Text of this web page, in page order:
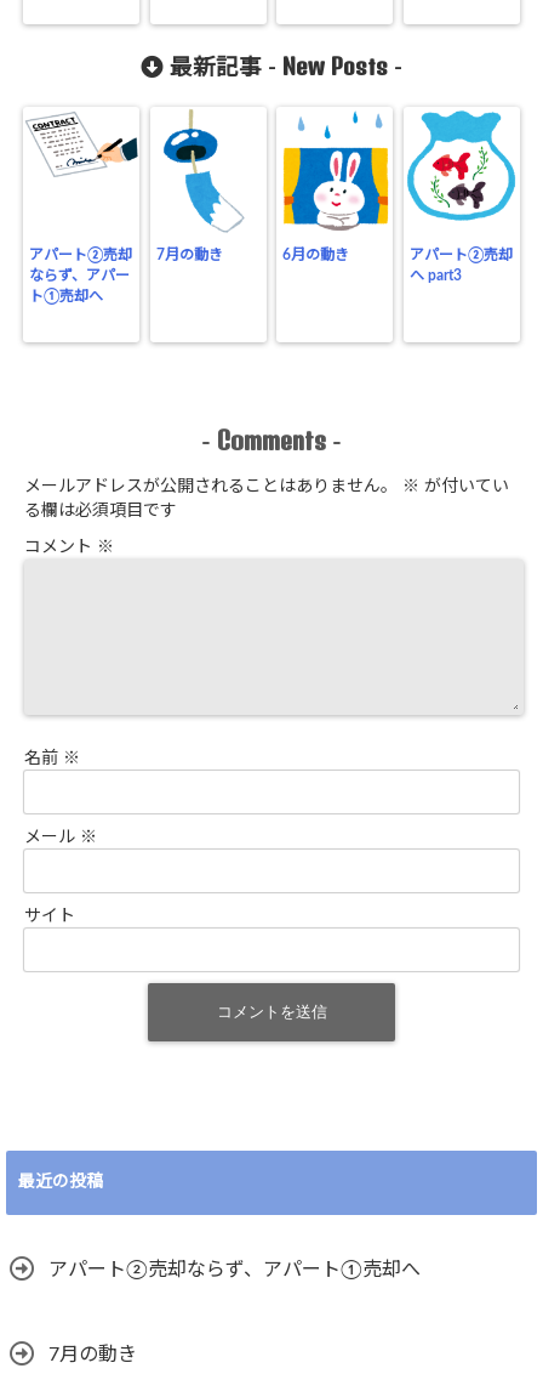
最新記事 - New Posts -
アパート②売却
ならず、アパー
ト①売却へ
7月の動き 6月の動き
アパート②売却
へ part3
- Comments -
メールアドレスが公開されることはありません。 ※ が付いてい
る欄は必須項目です
コメント ※
名前 ※
メール ※
サイト
最近の投稿
アパート②売却ならず、アパート①売却へ
7月の動き